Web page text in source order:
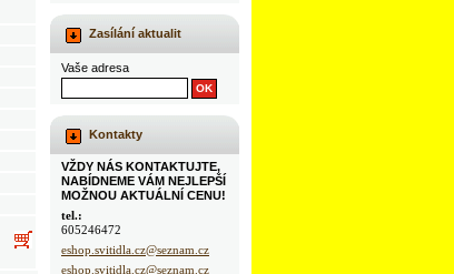
Zasílání aktualit
Vaše adresa
Kontakty
VŽDY NÁS KONTAKTUJTE,
NABÍDNEME VÁM NEJLEPŠÍ
MOŽNOU AKTUÁLNÍ CENU!
tel.:
605246472
eshop.svitidla.cz@seznam.cz
eshop.svitidla.cz@seznam.cz